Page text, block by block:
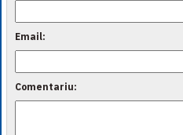
Email:
Comentariu: